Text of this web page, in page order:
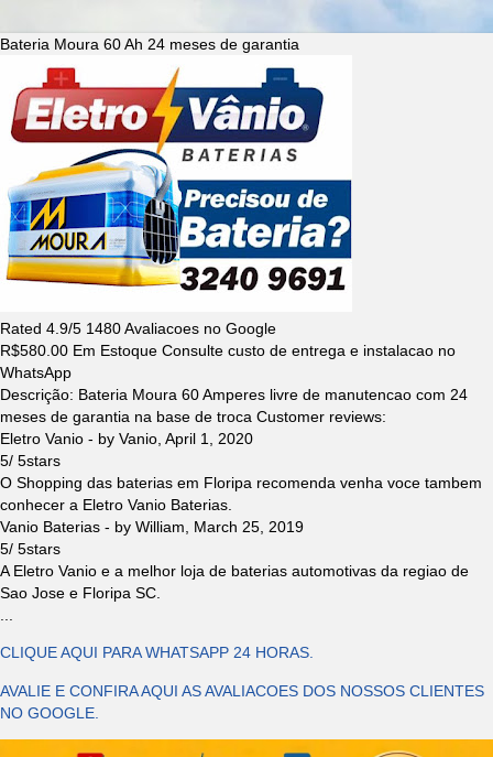
Bateria Moura 60 Ah 24 meses de garantia
Rated 4.9/5 1480Avaliacoes no Google
R$580.00 Em Estoque Consulte custo de entrega e instalacao no
WhatsApp
Descrição: Bateria Moura 60 Amperes livre de manutencao com 24
meses de garantia na base de troca Customer reviews:
Eletro Vanio - by Vanio April 1, 2020
5/ 5stars
O Shopping das baterias em Floripa recomenda venha voce tambem
conhecer a Eletro Vanio Baterias.
Vanio Baterias - by William
March 25, 2019
5/ 5stars
A Eletro Vanio e a melhor loja de baterias automotivas da regiao de
Sao Jose e Floripa SC.
CLIQUE AQUI PARA WHATSAPP 24 HORAS.
AVALIE E CONFIRA AQUI AS AVALIACOES DOS NOSSOS CLIENTES
NO GOOGLE.